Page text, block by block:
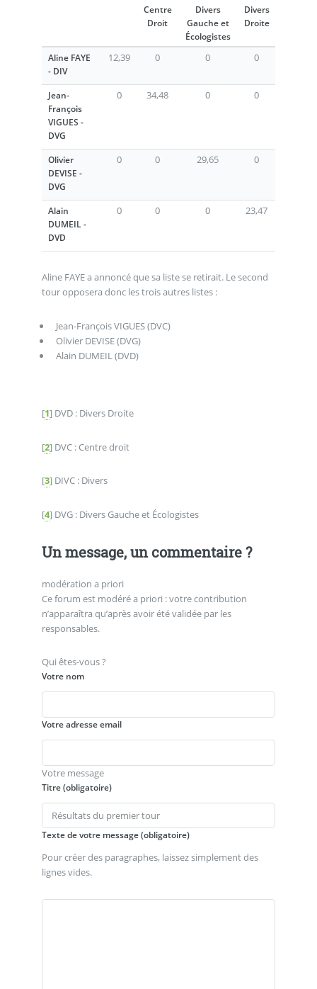
Centre
Droit
Divers
Gauche et
Écologistes
Divers
Droite
Aline FAYE
- DIV
12,39 0 0 0
Jean-
François
VIGUES -
DVG
0 34,48 0 0
Olivier
DEVISE -
DVG
0 0 29,65 0
Alain
DUMEIL -
DVD
0 0 0 23,47
Aline FAYE a annoncé que sa liste se retirait. Le second
tour opposera donc les trois autres listes :
Jean-François VIGUES (DVC)
Olivier DEVISE (DVG)
Alain DUMEIL (DVD)
[1] DVD : Divers Droite
[2] DVC : Centre droit
[3] DIVC : Divers
[4] DVG : Divers Gauche et Écologistes
Un message, un commentaire ?
modération a priori
Ce forum est modéré a priori : votre contribution
n’apparaîtra qu’après avoir été validée par les
responsables.
Qui êtes-vous ?
Votre nom
Votre adresse email
Votre message
Titre (obligatoire)
Texte de votre message (obligatoire)
Pour créer des paragraphes, laissez simplement des
lignes vides.